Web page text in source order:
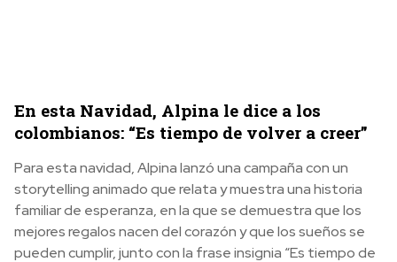
En esta Navidad, Alpina le dice a los
colombianos: “Es tiempo de volver a creer”
Para esta navidad, Alpina lanzó una campaña con un
storytelling animado que relata y muestra una historia
familiar de esperanza, en la que se demuestra que los
mejores regalos nacen del corazón y que los sueños se
pueden cumplir, junto con la frase insignia “Es tiempo de